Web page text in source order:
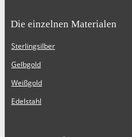
Die einzelnen Materialen
Sterlingsilber
Gelbgold
Weißgold
Edelstahl